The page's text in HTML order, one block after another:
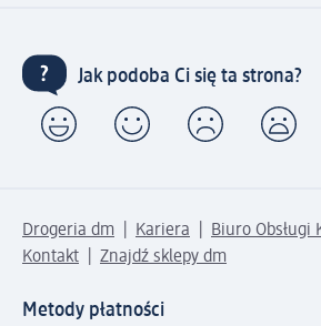
Jak podoba Ci się ta strona?
Drogeria dm Kariera
Biuro Obsługi
Kontakt
Znajdź sklepy dm
Metody płatności